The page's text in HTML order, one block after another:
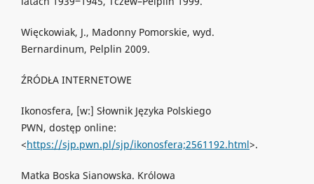
Więckowiak, J., Madonny Pomorskie, wyd.
Bernardinum, Pelplin 2009.
ŹRÓDŁA INTERNETOWE
Ikonosfera, [w:] Słownik Języka Polskiego
PWN, dostęp online:
<https://sjp.pwn.pl/sjp/ikonosfera;2561192.html>.
Matka Boska Sianowska. Królowa